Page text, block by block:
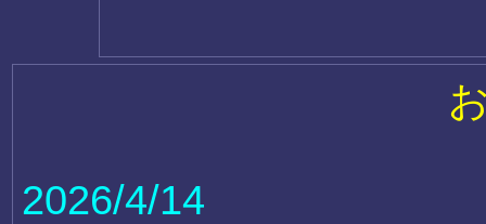
2026/4/14